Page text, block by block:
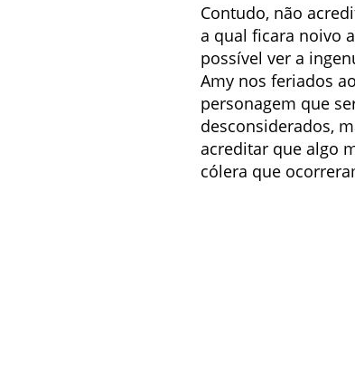
Contudo, não
a qual ficara noivo
possível ver a
Amy nos feriados
personagem que
desconsiderados,
acreditar que algo
cólera que